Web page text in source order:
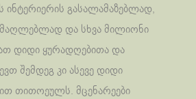
ინტერიერის გასალამაზებლად,
და სხვა მილიონი
დიდი ყურადღებითა და
შემდეგ კი ასევე დიდი
თითოეულს. მცენარეები